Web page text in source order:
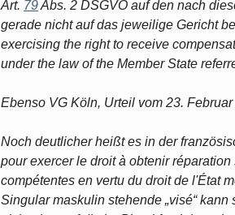
Art. 79Abs. 2 DSGVO auf den nach
gerade nicht auf das jeweilige Gericht
exercising the right to receive
under the law of the Member State
Ebenso VG Köln, Urteil vom 23.
Noch deutlicher heißt es in der
pour exercer le droit à obtenir
compétentes en vertu du droit de l'État
Singular maskulin stehende „visé“ kann